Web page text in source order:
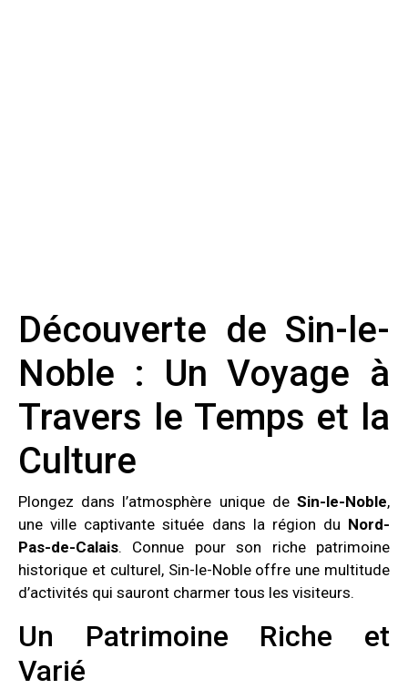
Découverte de Sin-le-
Noble : Un Voyage à
Travers le Temps et la
Culture
Plongez dans l’atmosphère unique de Sin-le-Noble,
une ville captivante située dans la région du Nord-
Pas-de-Calais. Connue pour son riche patrimoine
historique et culturel, Sin-le-Noble offre une multitude
d’activités qui sauront charmer tous les visiteurs.
Un Patrimoine Riche et
Varié